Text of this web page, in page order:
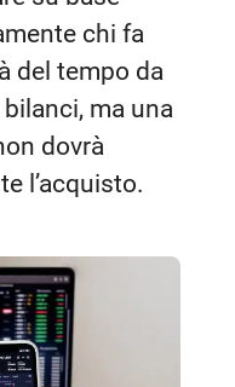
chi fa
del tempo da
ma una
dovrà
l’acquisto.